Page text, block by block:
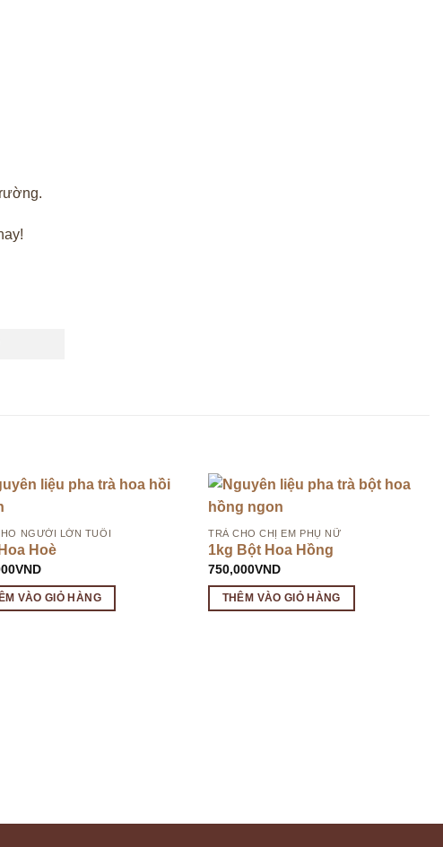
NGƯỜI LỚN TUỔI
Hoè
VND
VÀO GIỎ HÀNG
TRÀ CHO CHỊ EM PHỤ NỮ
1kg Bột Hoa Hồng
750,000VND
THÊM VÀO GIỎ HÀNG